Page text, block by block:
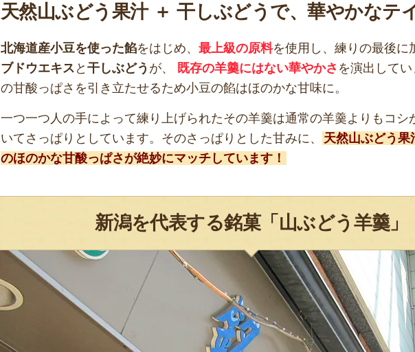
天然山ぶどう果汁 ＋ 干しぶどうで、華やかなテ
北海道産小豆を使った餡をはじめ、 最上級の原料を使用し、練りの最後に
ブドウエキス と 干しぶどう が、 既存の羊羹にはない華やかさ を演出して
の甘酸っぱさを引き立たせるため小豆の餡はほのかな甘味に。
一つ一つ人の手によって練り上げられたその羊羹は通常の羊羹よりもコシ
いてさっぱりとしています。そのさっぱりとした甘みに、
天然山ぶどう果
のほのかな甘酸っぱさが絶妙にマッチしています！
新潟を代表する銘菓「山ぶどう羊羹」